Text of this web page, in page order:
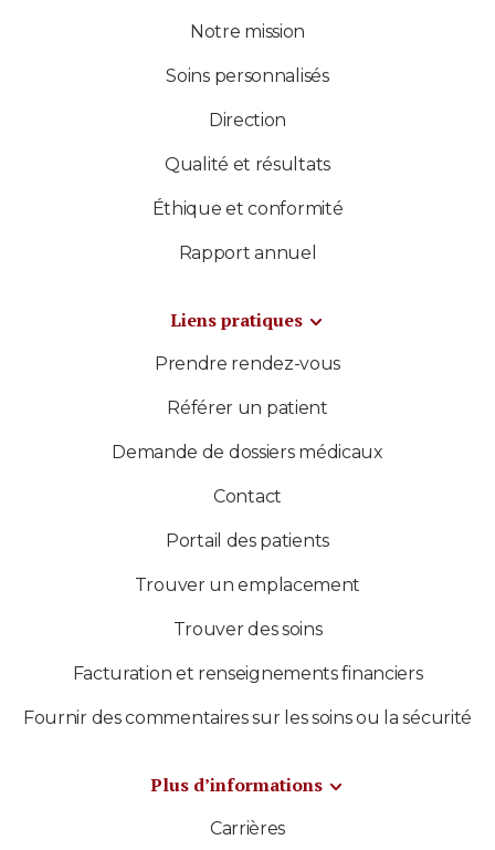
Notre mission
Soins personnalisés
Direction
Qualité et résultats
Éthique et conformité
Rapport annuel
Liens pratiques
Prendre rendez-vous
Référer un patient
Demande de dossiers médicaux
Contact
Portail des patients
Trouver un emplacement
Trouver des soins
Facturation et renseignements financiers
Fournir des commentaires sur les soins ou la sécurité
Plus d’informations
Carrières